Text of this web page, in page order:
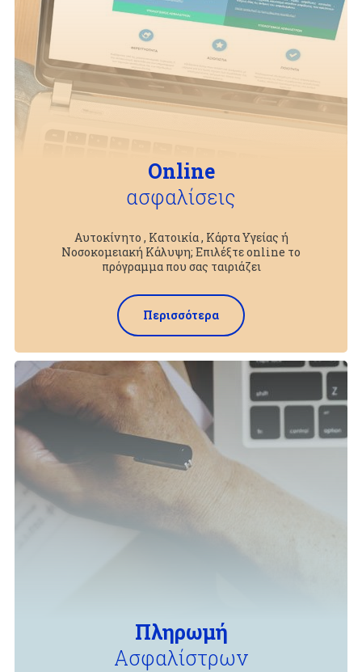
Online
ασφαλίσεις
Αυτοκίνητο , Κατοικία , Κάρτα Υγείας ή
Νοσοκομειακή Κάλυψη; Επιλέξτε online το
πρόγραμμα που σας ταιριάζει
Περισσότερα
Πληρωμή
Ασφαλίστρων